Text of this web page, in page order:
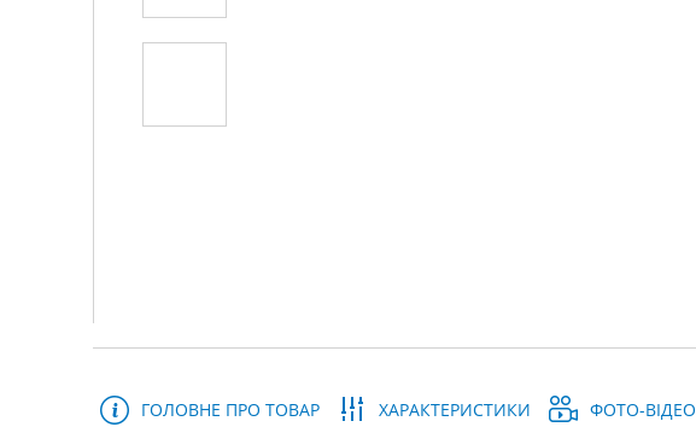
ГОЛОВНЕ ПРО ТОВАР ХАРАКТЕРИСТИКИ ФОТО-ВІДЕО